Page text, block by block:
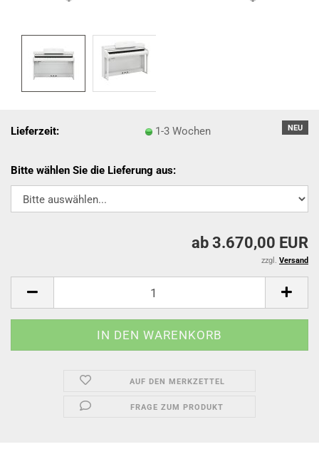
NEU
Lieferzeit: 1-3 Wochen
Bitte wählen Sie die Lieferung aus:
ab 3.670,00 EUR
zzgl. Versand
AUF DEN MERKZETTEL
FRAGE ZUM PRODUKT